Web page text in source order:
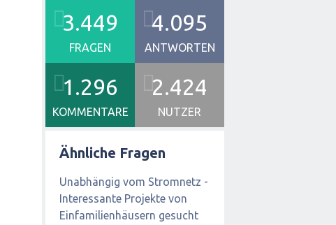
3.449
FRAGEN
4.095
ANTWORTEN
1.296
KOMMENTARE
2.424
NUTZER
Ähnliche Fragen
Unabhängig vom Stromnetz -
Interessante Projekte von
Einfamilienhäusern gesucht